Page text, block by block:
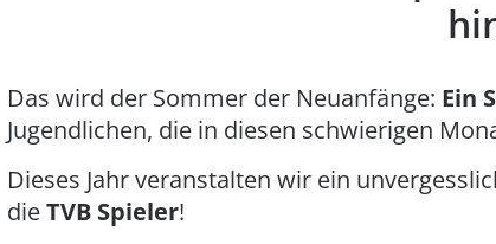
Das wird der Sommer der Neuanfänge: Ein
Jugendlichen, die in diesen schwierigen
Dieses Jahr veranstalten wir ein
dieTVB Spieler!